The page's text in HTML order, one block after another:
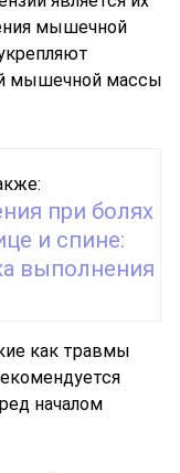
мышечной
мышечной массы
при болях
и спине:
выполнения
как травмы
началом